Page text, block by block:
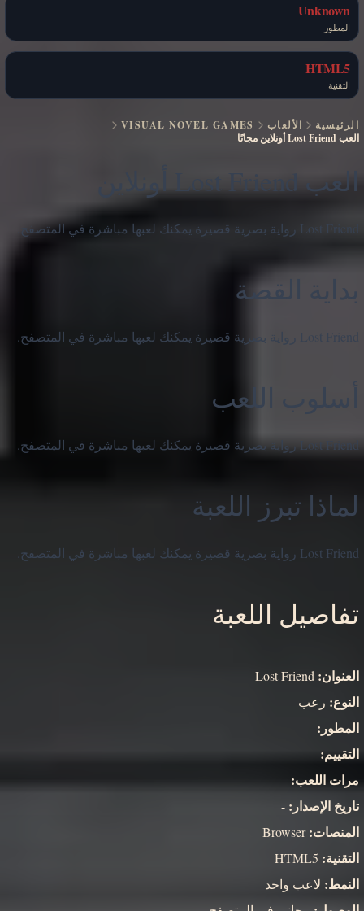
Unknown
المطور
HTML5
التقنية
الرئيسية الألعاب
VISUAL NOVEL GAMES
العب Lost Friend أونلاين مجانًا
العب Lost Friend أونلاين
Lost Friend رواية بصرية قصيرة يمكنك لعبها مباشرة في المتصفح.
بداية القصة
Lost Friend رواية بصرية قصيرة يمكنك لعبها مباشرة في المتصفح.
أسلوب اللعب
Lost Friend رواية بصرية قصيرة يمكنك لعبها مباشرة في المتصفح.
لماذا تبرز اللعبة
Lost Friend رواية بصرية قصيرة يمكنك لعبها مباشرة في المتصفح.
تفاصيل اللعبة
العنوان:
النوع: رعب
المطور: -
التقييم: -
مرات اللعب: -
تاريخ الإصدار: -
المنصات:Browser
التقنية:
النمط: لاعب واحد